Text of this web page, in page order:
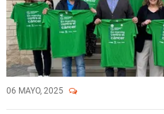
06 MAYO, 2025